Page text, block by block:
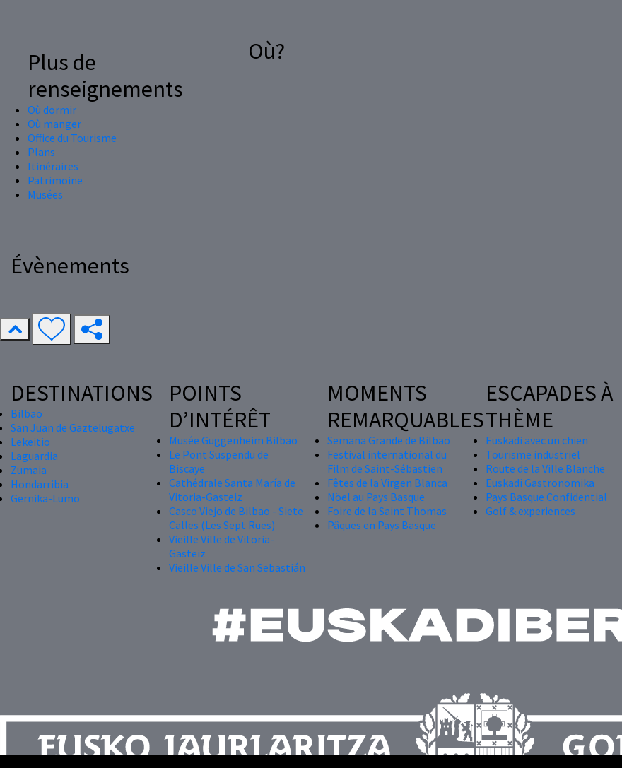
Plus de
renseignements
Où dormir
Où manger
Office du Tourisme
Plans
Itinéraires
Patrimoine
Musées
Où?
Évènements
DESTINATIONS
Bilbao
San Juan de Gaztelugatxe
Lekeitio
Laguardia
Zumaia
Hondarribia
Gernika-Lumo
POINTS
D’INTÉRÊT
Musée Guggenheim Bilbao
Le Pont Suspendu de
Biscaye
Cathédrale Santa María de
Vitoria-Gasteiz
Casco Viejo de Bilbao - Siete
Calles (Les Sept Rues)
Vieille Ville de Vitoria-
Gasteiz
Vieille Ville de San Sebastián
MOMENTS
REMARQUABLES
Semana Grande de Bilbao
Festival international du
Film de Saint-Sébastien
Fêtes de la Virgen Blanca
Nöel au Pays Basque
Foire de la Saint Thomas
Pâques en Pays Basque
ESCAPADES À
THÈME
Euskadi avec un chien
Tourisme industriel
Route de la Ville Blanche
Euskadi Gastronomika
Pays Basque Confidential
Golf & experiences